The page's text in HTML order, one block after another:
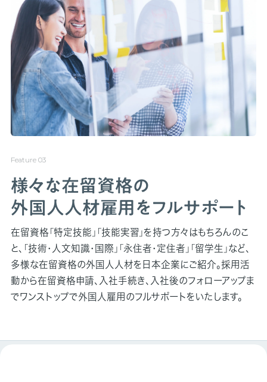
様々な在留資格の
外国人人材雇用をフルサポート
在留資格「特定技能」「技能実習」を持つ方々はもちろんのこ
と、「技術・人文知識・国際」「永住者・定住者」「留学生」など、
多様な在留資格の外国人人材を日本企業にご紹介。採用活
動から在留資格申請、入社手続き、入社後のフォローアップま
でワンストップで外国人雇用のフルサポートをいたします。